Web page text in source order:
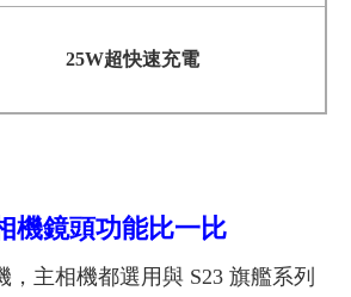
25W超快速充電
機鏡頭功能比一比
主相機都選用與 S23 旗艦系列